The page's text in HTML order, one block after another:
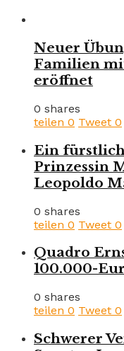
Neuer
Familien
eröffnet
0 shares
teilen 0 Tweet 0
Ein
Prinzessin
Leopoldo
0 shares
teilen 0 Tweet 0
Quadro
100.000-
0 shares
teilen 0 Tweet 0
Schwerer